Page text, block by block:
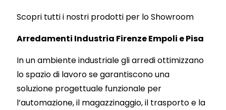
Scopri tutti i nostri prodotti per lo Showroom
Arredamenti Industria Firenze Empoli e Pisa
In un ambiente industriale gli arredi ottimizzano
lo spazio di lavoro se garantiscono una
soluzione progettuale funzionale per
l’automazione, il magazzinaggio, il trasporto e la